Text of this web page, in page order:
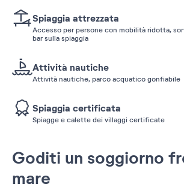
Spiaggia attrezzata
Accesso per persone con mobilità ridotta,
bar sulla spiaggia
Attività nautiche
Attività nautiche, parco acquatico gonfiabile
Spiaggia certificata
Spiagge e calette dei villaggi certificate
Goditi un soggiorno
mare